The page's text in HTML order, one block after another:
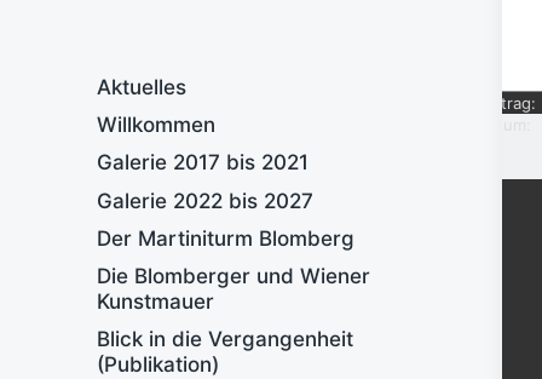
Aktuelles
Willkommen
Galerie 2017 bis 2021
Galerie 2022 bis 2027
Der Martiniturm Blomberg
Die Blomberger und Wiener
Kunstmauer
Blick in die Vergangenheit
(Publikation)
Eintrag: